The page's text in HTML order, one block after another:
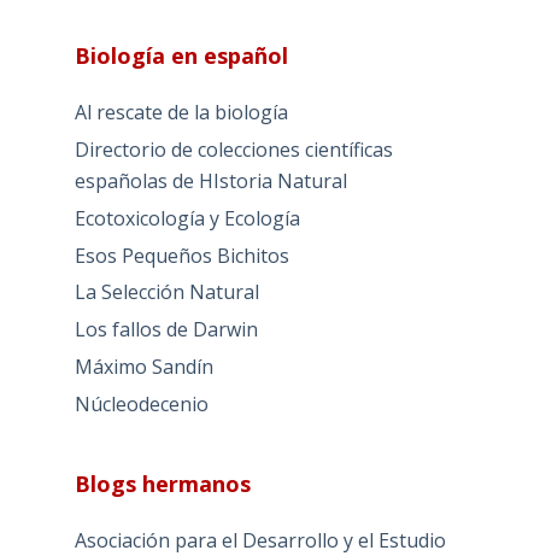
Biología en español
Al rescate de la biología
Directorio de colecciones científicas
españolas de HIstoria Natural
Ecotoxicología y Ecología
Esos Pequeños Bichitos
La Selección Natural
Los fallos de Darwin
Máximo Sandín
Núcleodecenio
Blogs hermanos
Asociación para el Desarrollo y el Estudio